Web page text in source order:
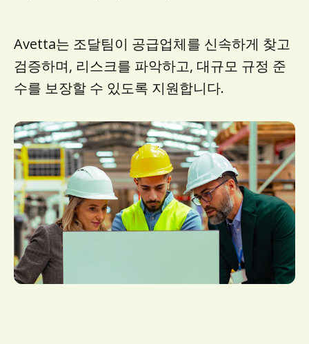
Avetta는 조달팀이 공급업체를 신속하게 찾고
검증하며, 리스크를 파악하고, 대규모 규정 준
수를 보장할 수 있도록 지원합니다.